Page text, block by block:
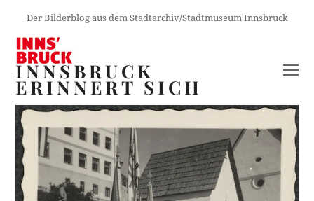
Der Bilderblog aus dem Stadtarchiv/Stadtmuseum Innsbruck
INNSBRUCK
ERINNERT SICH